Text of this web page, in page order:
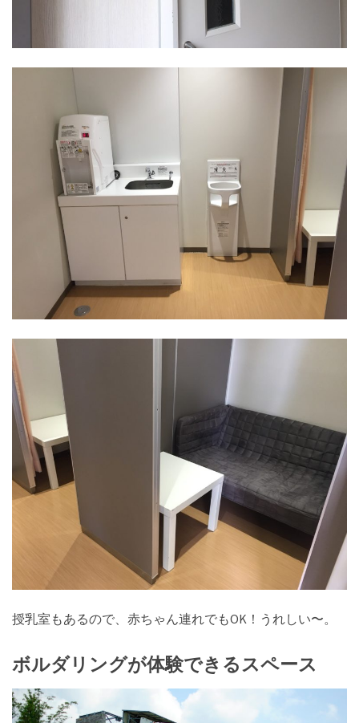
授乳室もあるので、赤ちゃん連れでもOK！うれしい〜。
ボルダリングが体験できるスペース